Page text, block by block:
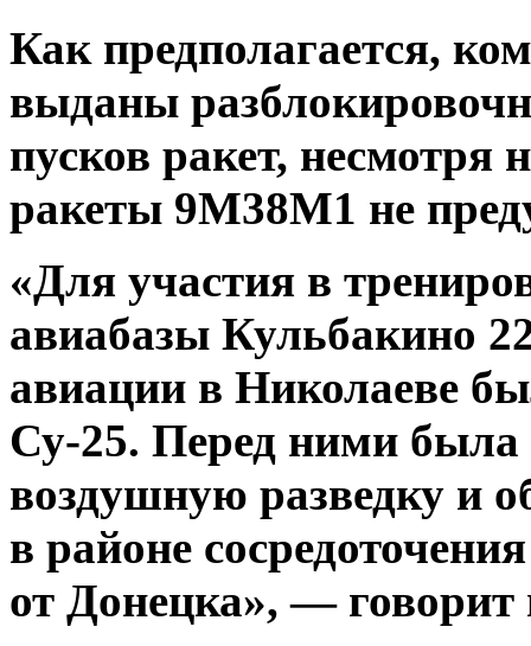
Как предполагается,
выданы
пусков ракет, несмотря
ракеты 9M38М1 не
«Для участия в
авиабазы Кульбакино
авиации в Николаеве
Су-25. Перед ними была
воздушную разведку и
в районе
от Донецка», — говорит